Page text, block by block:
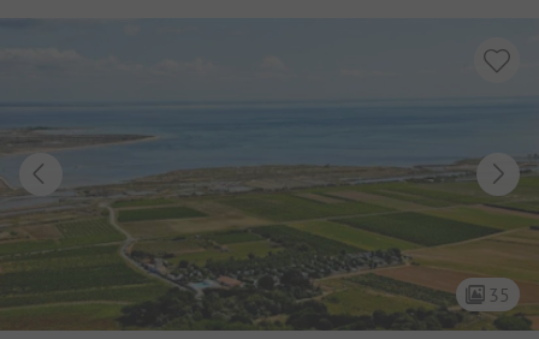
35